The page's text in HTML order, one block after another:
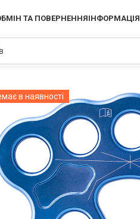
ТА ПОВЕРНЕННЯІНФОРМАЦІЯ
в наявності